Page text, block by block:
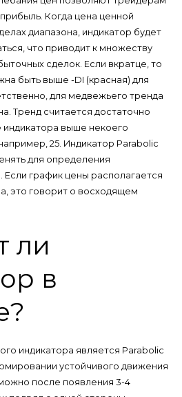
Когда цена ценной
диапазона, индикатор будет
что приводит к множеству
сделок. Если вкратце, то
быть выше -DI (красная) для
для медвежьего тренда
Тренд считается достаточно
индикатора выше некоего
25. Индикатор Parabolic
для определения
Если график цены располагается
это говорит о восходящем
ли
в
индикатора является Parabolic
устойчивого движения
после появления 3-4